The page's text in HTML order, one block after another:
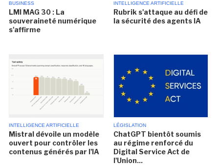
BUSINESS
LMI MAG 30 : La
souveraineté numérique
s'affirme
INTELLIGENCE ARTIFICIELLE
Rubrik s'attaque au défi de
la sécurité des agents IA
INTELLIGENCE ARTIFICIELLE
Mistral dévoile un modèle
ouvert pour contrôler les
contenus générés par l'IA
LÉGISLATION
ChatGPT bientôt soumis
au régime renforcé du
Digital Service Act de
l'Union...